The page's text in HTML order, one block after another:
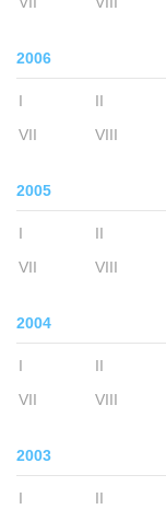
2006
I II
VII
VIII
2005
I II
VII
VIII
2004
I II
VII
VIII
2003
I II